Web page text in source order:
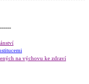
na výchovu ke zdraví